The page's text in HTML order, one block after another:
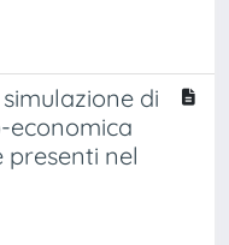
di
economica
nel